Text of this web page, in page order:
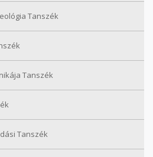
Tanszék
Tanszék
Tanszék